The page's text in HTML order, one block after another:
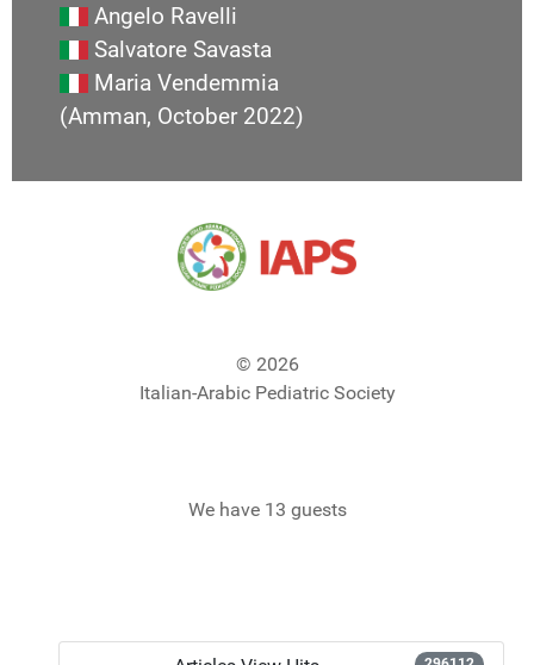
Angelo Ravelli
Salvatore Savasta
Maria Vendemmia
(Amman, October 2022)
© 2026
Italian-Arabic Pediatric Society
We have 13 guests